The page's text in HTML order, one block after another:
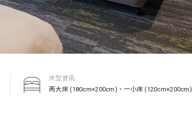
床型资讯
两大床 (180cm×200cm)、一小床 (120cm×200cm)